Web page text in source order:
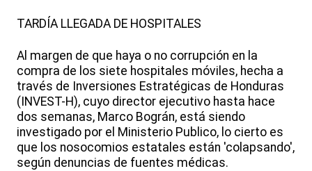
TARDÍA LLEGADA DE HOSPITALES
Al margen de que haya o no corrupción en la
compra de los siete hospitales móviles, hecha a
través de Inversiones Estratégicas de Honduras
(INVEST-H), cuyo director ejecutivo hasta hace
dos semanas, Marco Bográn, está siendo
investigado por el Ministerio Publico, lo cierto es
que los nosocomios estatales están 'colapsando',
según denuncias de fuentes médicas.